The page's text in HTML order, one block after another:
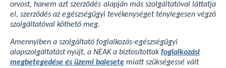
orvost, hanem azt szerződés alapján más szolgáltatóval láttatja
el, szerződés az egészségügyi tevékenységet ténylegesen végző
szolgáltatóval köthető meg.
Amennyiben a szolgáltató foglalkozás-egészségügyi
alapszolgáltatást nyújt, a NEAK a biztosítottak foglalkozási
megbetegedése és üzemi balesete miatt szükségessé vált